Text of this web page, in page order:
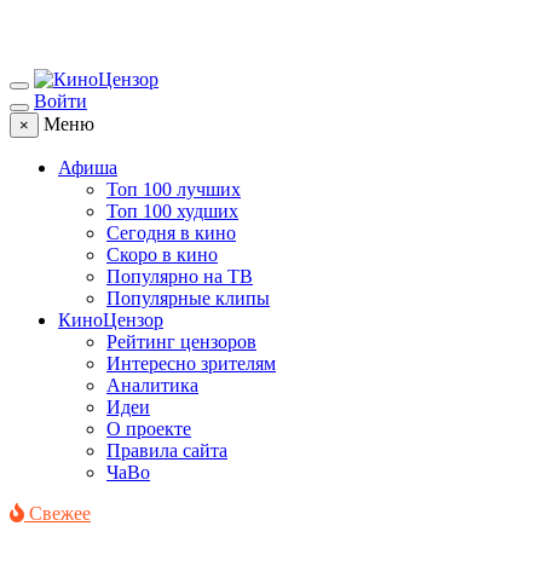
Войти
× Меню
Афиша
Топ 100 лучших
Топ 100 худших
Сегодня в кино
Скоро в кино
Популярно на ТВ
Популярные клипы
КиноЦензор
Рейтинг цензоров
Интересно зрителям
Аналитика
Идеи
О проекте
Правила сайта
ЧаВо
Свежее